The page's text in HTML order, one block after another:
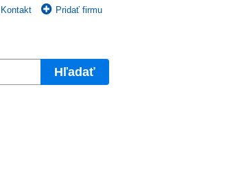
Kontakt Pridať firmu
Hľadať